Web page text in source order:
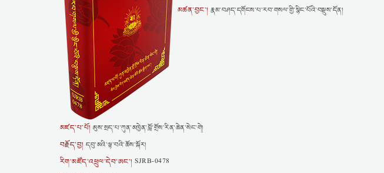
མཚན་བྱང་། རྣམ་བཤད་དགོངས་པ་རབ་གསལ་གྱི་སྙིང་པོའི་བསྡུས་དོན།
མཛད་པ་པོ། མུས་སྲད་པ་ཀུན་མཁྱེན་བློ་གྲོས་རིན་ཆེན་སེང་གེ།
བརྗོད་བྱ། དབུ་མའི་ལྟ་བའི་ཆོས་སྐོར།
རིག་མཛོད་འཕྲུལ་དེབ་ཨང་། SJRB-0478